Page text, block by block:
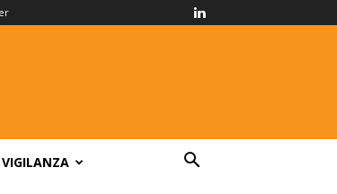
VIGILANZA